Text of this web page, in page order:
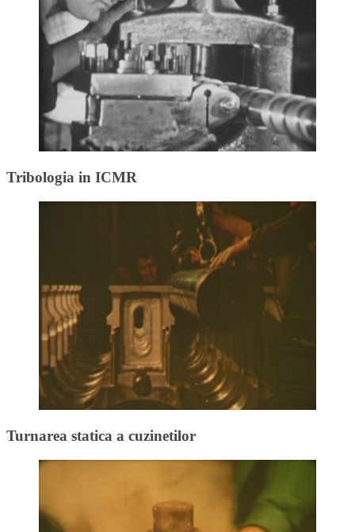
Tribologia in ICMR
Turnarea statica a cuzinetilor